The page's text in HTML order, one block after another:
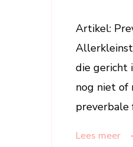
Artikel:
die gericht
nog niet of
preverbale
Lees meer